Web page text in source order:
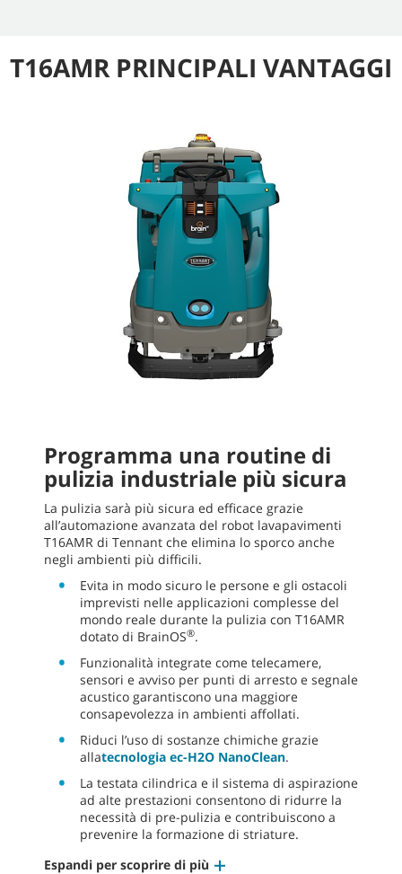
T16AMR PRINCIPALI VANTAGGI
Programma una routine di
pulizia industriale più sicura
La pulizia sarà più sicura ed efficace grazie
all’automazione avanzata del robot lavapavimenti
T16AMR di Tennant che elimina lo sporco anche
negli ambienti più difficili.
Evita in modo sicuro le persone e gli ostacoli
imprevisti nelle applicazioni complesse del
mondo reale durante la pulizia con T16AMR
dotato di BrainOS®.
Funzionalità integrate come telecamere,
sensori e avviso per punti di arresto e segnale
acustico garantiscono una maggiore
consapevolezza in ambienti affollati.
Riduci l’uso di sostanze chimiche grazie
allatecnologia ec-H2O NanoClean.
La testata cilindrica e il sistema di aspirazione
ad alte prestazioni consentono di ridurre la
necessità di pre-pulizia e contribuiscono a
prevenire la formazione di striature.
Espandi per scoprire di più